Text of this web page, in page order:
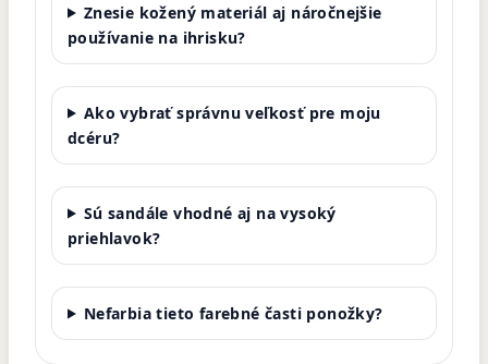
Znesie kožený materiál aj náročnejšie
používanie na ihrisku?
Ako vybrať správnu veľkosť pre moju
dcéru?
Sú sandále vhodné aj na vysoký
priehlavok?
Nefarbia tieto farebné časti ponožky?